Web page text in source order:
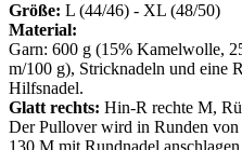
Größe: L (44/46) - XL (48/50)
Material:
Garn: 600 g (15% Kamelwolle,
m/100 g), Stricknadeln und eine
Hilfsnadel.
Glatt rechts: Hin-R rechte M,
Der Pullover wird in Runden von